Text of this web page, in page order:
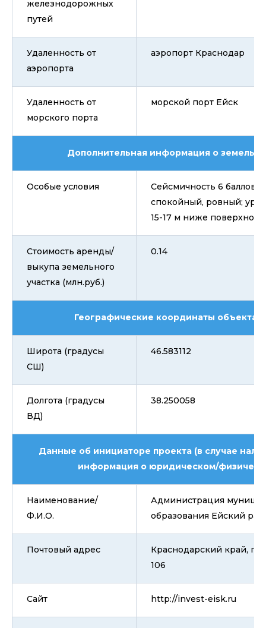
железнодорожных
путей
Удаленность от
аэропорта
аэропорт Краснодар
Удаленность от
морского порта
морской порт Ейск
Дополнительная информация о
Особые условия
Сейсмичность 6 баллов,
спокойный, ровный;
15-17 м ниже
Стоимость аренды/
выкупа земельного
участка (млн.руб.)
0.14
Географические координаты объекта
Широта (градусы
СШ)
46.583112
Долгота (градусы
ВД)
38.250058
Данные об инициаторе проекта (в случае
информация о юридическом/
Наименование/
Ф.И.О.
Администрация
образования Ейский
Почтовый адрес
Краснодарский край, г.
106
Сайт http://invest-eisk.ru